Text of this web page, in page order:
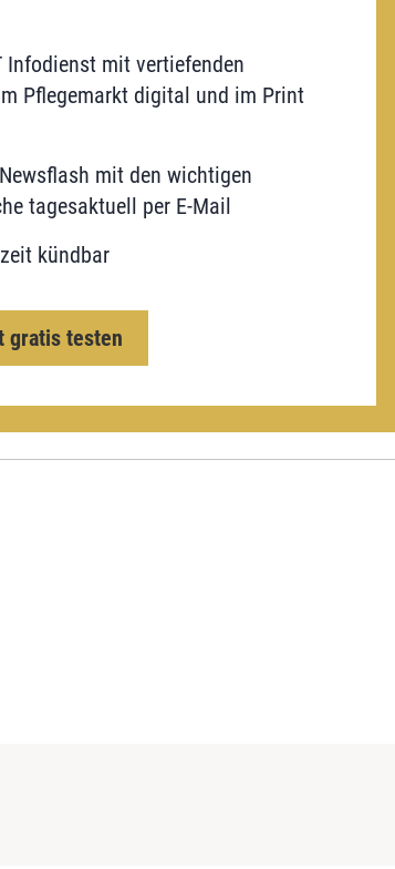
Infodienst mit vertiefenden
Pflegemarkt digital und im Print
mit den wichtigen
tagesaktuell per E-Mail
kündbar
gratis testen